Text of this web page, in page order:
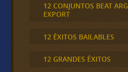
12 CONJUNTOS BEAT
EXPORT
12 ÉXITOS BAILABLES
12 GRANDES ÉXITOS